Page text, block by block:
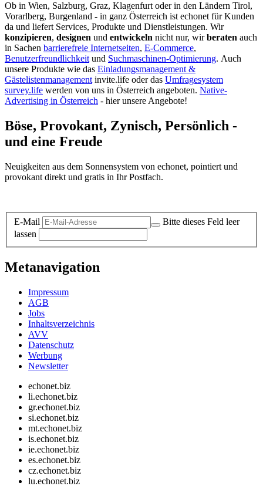
Ob in Wien, Salzburg, Graz, Klagenfurt oder in den Ländern Tirol,
Vorarlberg, Burgenland - in ganz Österreich ist echonet für Kunden
da und liefert Services, Produkte und Dienstleistungen. Wir
konzipieren, designen und entwickeln nicht nur, wirberaten auch
in Sachen barrierefreie Internetseiten, E-Commerce,
Benutzerfreundlichkeit und Suchmaschinen-Optimierung. Auch
unsere Produkte wie das Einladungsmanagement &
Gästelistenmanagement invite.life oder das Umfragesystem
survey.life werden von uns in Österreich angeboten. Native-
Advertising in Österreich - hier unsere Angebote!
Böse, Provokant, Zynisch, Persönlich -
und eine Freude
Neuigkeiten aus dem Sonnensystem von echonet, pointiert und
provokant direkt und gratis in Ihr Postfach.
E-Mail
Bitte dieses Feld leer
lassen
Metanavigation
Impressum
AGB
Jobs
Inhaltsverzeichnis
AVV
Datenschutz
Werbung
Newsletter
echonet.biz
li.echonet.biz
gr.echonet.biz
si.echonet.biz
mt.echonet.biz
is.echonet.biz
ie.echonet.biz
es.echonet.biz
cz.echonet.biz
lu.echonet.biz